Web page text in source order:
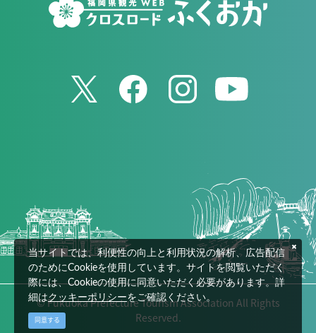
© Fukuoka Prefecture Tourism Association All Rights
Reserved.
当サイトでは、利便性の向上と利用状況の解析、広告配信
のためにCookieを使用しています。サイトを閲覧いただく
際には、Cookieの使用に同意いただく必要があります。詳
細はクッキーポリシーをご確認ください。
同意する